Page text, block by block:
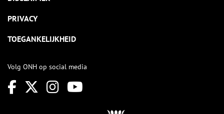
PRIVACY
TOEGANKELIJKHEID
Volg ONH op social media